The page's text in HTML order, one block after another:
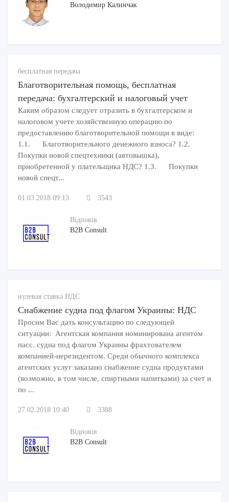
Володимир Калинчак
бесплатная передача
Благотворительная помощь, бесплатная
передача: бухгалтерский и налоговый учет
Каким образом следует отразить в бухгалтерском и
налоговом учете хозяйственную операцию по
предоставлению благотворительной помощи в виде:
1.1. Благотворительного денежного взноса? 1.2.
Покупки новой спецтехники (автовышка),
приобретенной у плательщика НДС? 1.3. Покупки
новой спецт...
01.03.2018 09:13 3543
Відповів
B2B Consult
нулевая ставка НДС
Снабжение судна под флагом Украины: НДС
Просим Вас дать консультацию по следующей
ситуации: Агентская компания номинирована агентом
пасс. судна под флагом Украины фрахтователем
компанией-нерезидентом. Среди обычного комплекса
агентских услуг заказано снабжение судна продуктами
(возможно, в том числе, спиртными напитками) за счет и
по ...
27.02.2018 10:40 3388
Відповів
B2B Consult